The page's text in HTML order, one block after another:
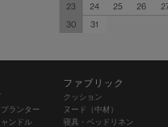
23
24 25 26
30
31
ランター
ンドル
ファブリック
クッション
ヌード（中材）
寝具・ベッドリネン